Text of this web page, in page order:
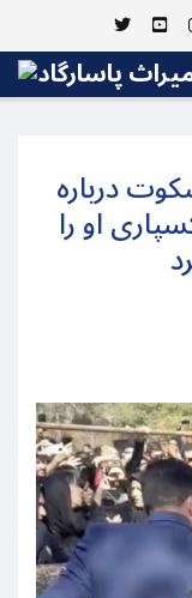
درباره
او را